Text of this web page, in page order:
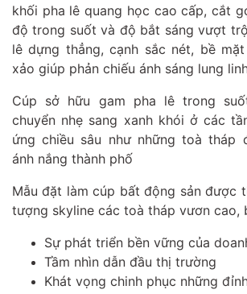
khối pha lê quang học cao cấp, cắt
độ trong suốt và độ bắt sáng vượt
lê dựng thẳng, cạnh sắc nét, bề
xảo giúp phản chiếu ánh sáng lung
Cúp sở hữu gam pha lê trong
chuyển nhẹ sang xanh khói ở các
ứng chiều sâu như những toà tháp
ánh nắng thành phố
Mẫu đặt làm cúp bất động sản được
tượng skyline các toà tháp vươn cao,
Sự phát triển bền vững của
Tầm nhìn dẫn đầu thị trường
Khát vọng chinh phục những